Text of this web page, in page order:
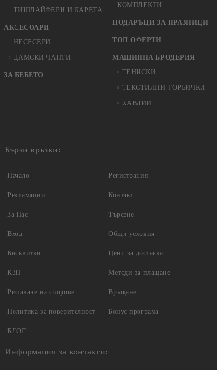
ТИШЛАЙФЕРИ И КАРЕТА
АКСЕСОАРИ
НЕСЕСЕРИ
ДАМСКИ ЧАНТИ
ЗА БЕБЕТО
КОМПЛЕКТИ
ПОДАРЪЦИ ЗА ПРАЗНИЦИ
ТОП ОФЕРТИ
МАШИННА БРОДЕРИЯ
ТЕНИСКИ
ТЕКСТИЛНИ ТОРБИЧКИ
ХАВЛИИ
Бързи връзки:
Начало
Рекламации
За Нас
Вход
Регистрация
Контакт
Търсене
Общи условия
Бисквитки
КЗП
Решаване на спорове
Политика за поверителност
Цени за доставка
Методи за плащане
Връщане
Бонус програма
БЛОГ
Информация за контакти: